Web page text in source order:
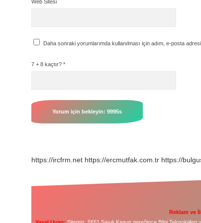
Web Sitesi
Daha sonraki yorumlarımda kullanılması için adım, e-posta
7 + 8 kaçtır? *
https://ircfrm.net https://ercmutfak.com.tr https://
Reklam ve